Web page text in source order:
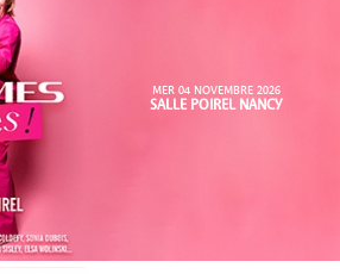
MER 04 NOVEMBRE 2026
SALLE POIREL NANCY